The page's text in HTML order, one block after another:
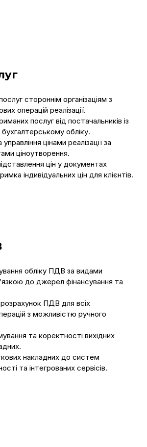
стороннім організаціям з
операцій реалізації.
послуг від постачальників із
обліку.
цінами реалізації за
ціноутворення.
цін у документах
індивідуальних цін для клієнтів.
обліку ПДВ за видами
до джерел фінансування та
ПДВ для всіх
з можливістю ручного
та коректності вихідних
накладних до систем
та інтегрованих сервісів.